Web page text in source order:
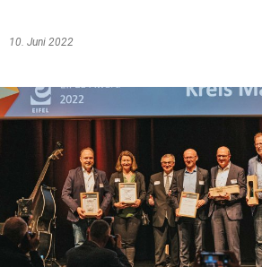
10. Juni 2022